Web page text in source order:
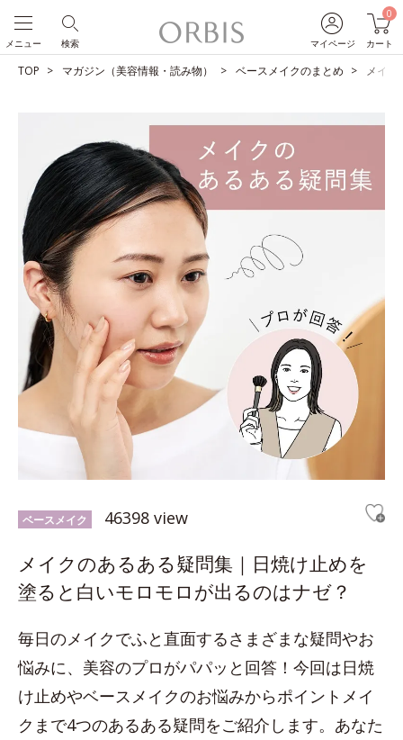
マイページ
0
カート
検索
メニュー
TOP マガジン（美容情報・読み物） ベースメイクのまとめ メイ
ベースメイク 46398 view
メイクのあるある疑問集｜日焼け止めを
塗ると白いモロモロが出るのはナゼ？
毎日のメイクでふと直面するさまざまな疑問やお
悩みに、美容のプロがパパッと回答！今回は日焼
け止めやベースメイクのお悩みからポイントメイ
クまで4つのあるある疑問をご紹介します。あなた